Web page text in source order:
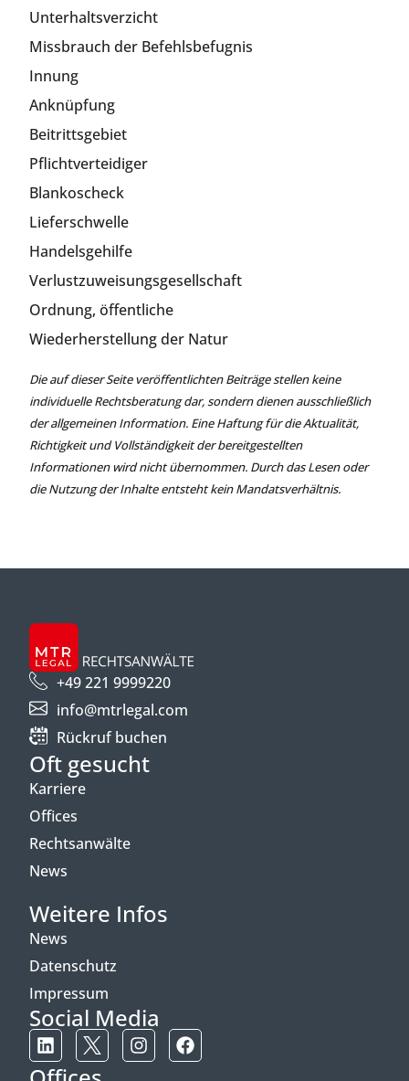
Unterhaltsverzicht
Missbrauch der Befehlsbefugnis
Innung
Anknüpfung
Beitrittsgebiet
Pflichtverteidiger
Blankoscheck
Lieferschwelle
Handelsgehilfe
Verlustzuweisungsgesellschaft
Ordnung, öffentliche
Wiederherstellung der Natur
Die auf dieser Seite veröffentlichten Beiträge stellen keine
individuelle Rechtsberatung dar, sondern dienen ausschließlich
der allgemeinen Information. Eine Haftung für die Aktualität,
Richtigkeit und Vollständigkeit der bereitgestellten
Informationen wird nicht übernommen. Durch das Lesen oder
die Nutzung der Inhalte entsteht kein Mandatsverhältnis.
+49 221 9999220
info@mtrlegal.com
Rückruf buchen
Oft gesucht
Karriere
Offices
Rechtsanwälte
News
Weitere Infos
News
Datenschutz
Impressum
Social Media